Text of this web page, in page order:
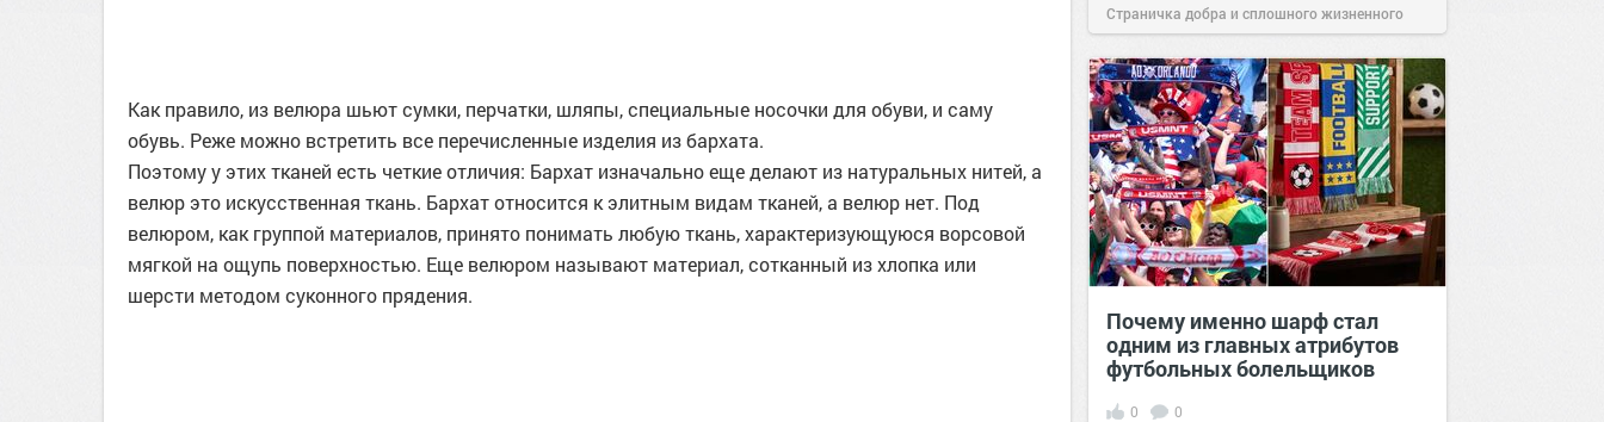
Как правило, из велюра шьют сумки, перчатки, шляпы, специальные носочки для обуви, и саму
обувь. Реже можно встретить все перечисленные изделия из бархата.
Поэтому у этих тканей есть четкие отличия: Бархат изначально еще делают из натуральных нитей, а
велюр это искусственная ткань. Бархат относится к элитным видам тканей, а велюр нет. Под
велюром, как группой материалов, принято понимать любую ткань, характеризующуюся ворсовой
мягкой на ощупь поверхностью. Еще велюром называют материал, сотканный из хлопка или
шерсти методом суконного прядения.
Страничка добра и сплошного жизненного
позитива!12:2830 авг 2024
Почему именно шарф стал
одним из главных атрибутов
футбольных болельщиков
0 0